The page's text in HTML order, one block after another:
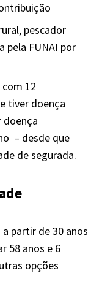
pescador
pela FUNAI por
com 12
tiver doença
doença
– desde que
de segurada.
partir de 30 anos
58 anos e 6
opções